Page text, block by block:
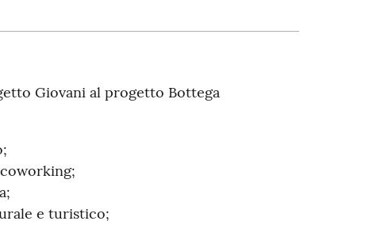
Giovani al progetto Bottega
e turistico;